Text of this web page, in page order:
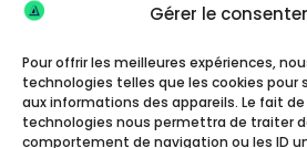
Gérer le
Pour offrir les meilleures expériences,
technologies telles que les cookies pour
aux informations des appareils. Le fait
technologies nous permettra de traiter
comportement de navigation ou les ID
S'abonner